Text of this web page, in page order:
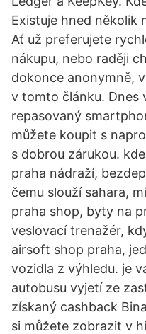
Existuje hned několik
Ať už preferujete
nákupu, nebo raději
dokonce anonymně,
v tomto článku. Dnes
repasovaný
můžete koupit s
s dobrou zárukou.
praha nádraží,
čemu slouží sahara,
praha shop, byty na
veslovací trenažér,
airsoft shop praha,
vozidla z výhledu. je
autobusu vyjetí ze
získaný cashback
si můžete zobrazit v